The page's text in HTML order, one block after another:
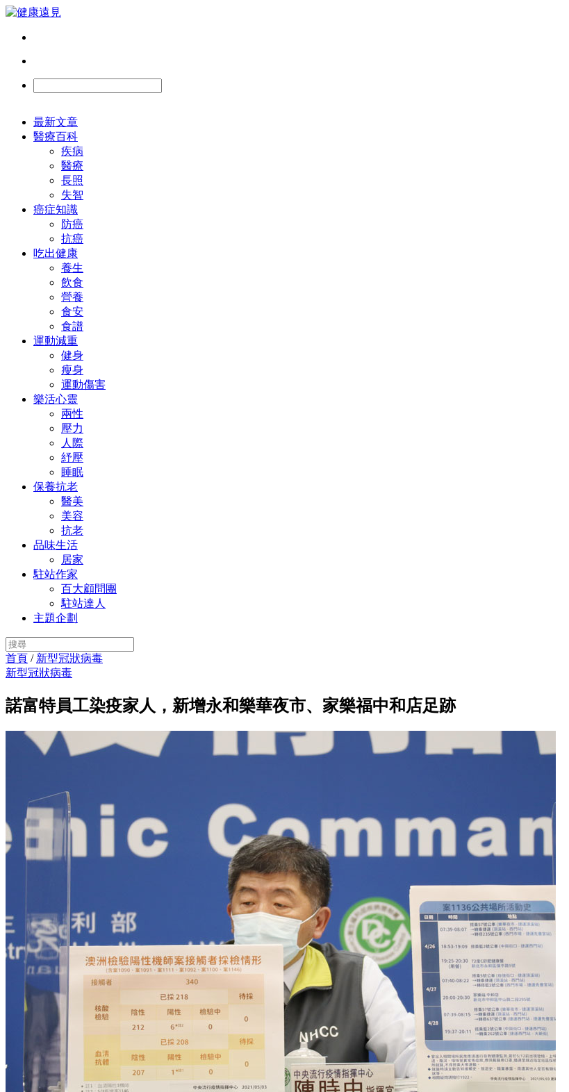
最新文章
醫療百科
疾病
醫療
長照
失智
癌症知識
防癌
抗癌
吃出健康
養生
飲食
營養
食安
食譜
運動減重
健身
瘦身
運動傷害
樂活心靈
兩性
壓力
人際
紓壓
睡眠
保養抗老
醫美
美容
抗老
品味生活
居家
駐站作家
百大顧問團
駐站達人
主題企劃
首頁 / 新型冠狀病毒
新型冠狀病毒
諾富特員工染疫家人，新增永和樂華夜市、家樂福中和店足跡